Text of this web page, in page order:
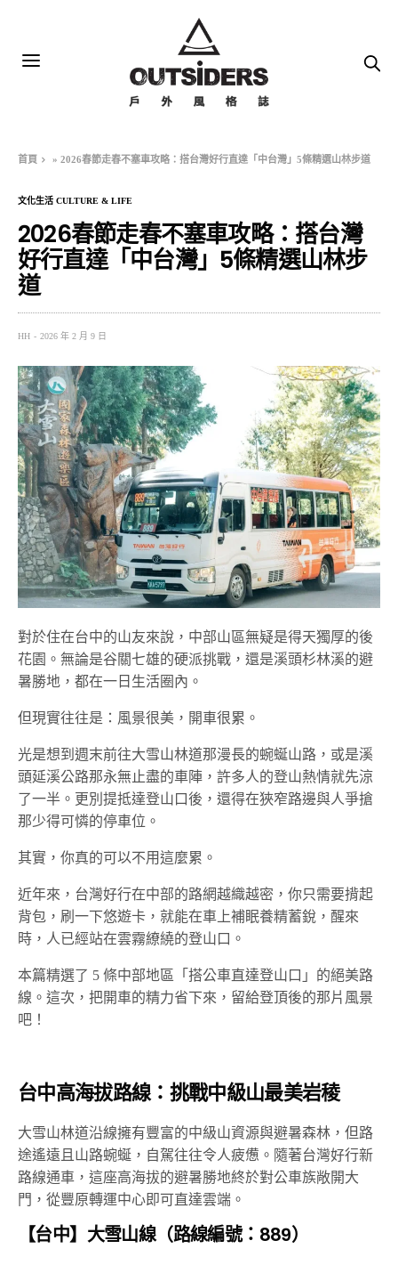
首頁 »2026春節走春不塞車攻略：搭台灣好行直達「中台灣」5條精選山林步道
文化生活 CULTURE & LIFE
2026春節走春不塞車攻略：搭台灣
好行直達「中台灣」5條精選山林步
道
HH 2026 年 2 月 9 日
對於住在台中的山友來說，中部山區無疑是得天獨厚的後
花園。無論是谷關七雄的硬派挑戰，還是溪頭杉林溪的避
暑勝地，都在一日生活圈內。
但現實往往是：風景很美，開車很累。
光是想到週末前往大雪山林道那漫長的蜿蜒山路，或是溪
頭延溪公路那永無止盡的車陣，許多人的登山熱情就先涼
了一半。更別提抵達登山口後，還得在狹窄路邊與人爭搶
那少得可憐的停車位。
其實，你真的可以不用這麼累。
近年來，台灣好行在中部的路網越織越密，你只需要揹起
背包，刷一下悠遊卡，就能在車上補眠養精蓄銳，醒來
時，人已經站在雲霧繚繞的登山口。
本篇精選了 5 條中部地區「搭公車直達登山口」的絕美路
線。這次，把開車的精力省下來，留給登頂後的那片風景
吧！
台中高海拔路線：挑戰中級山最美岩稜
大雪山林道沿線擁有豐富的中級山資源與避暑森林，但路
途遙遠且山路蜿蜒，自駕往往令人疲憊。隨著台灣好行新
路線通車，這座高海拔的避暑勝地終於對公車族敞開大
門，從豐原轉運中心即可直達雲端。
【台中】大雪山線（路線編號：889）